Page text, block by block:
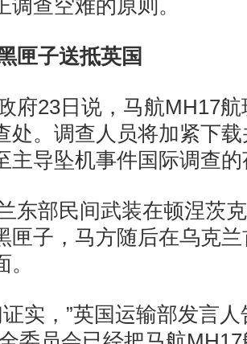
调查空难的原则。
匣子送抵英国
23日说，马航MH17航
处。调查人员将加紧下
主导坠机事件国际调查
部民间武装在顿涅茨克
匣子，马方随后在乌克
，”英国运输部发言人